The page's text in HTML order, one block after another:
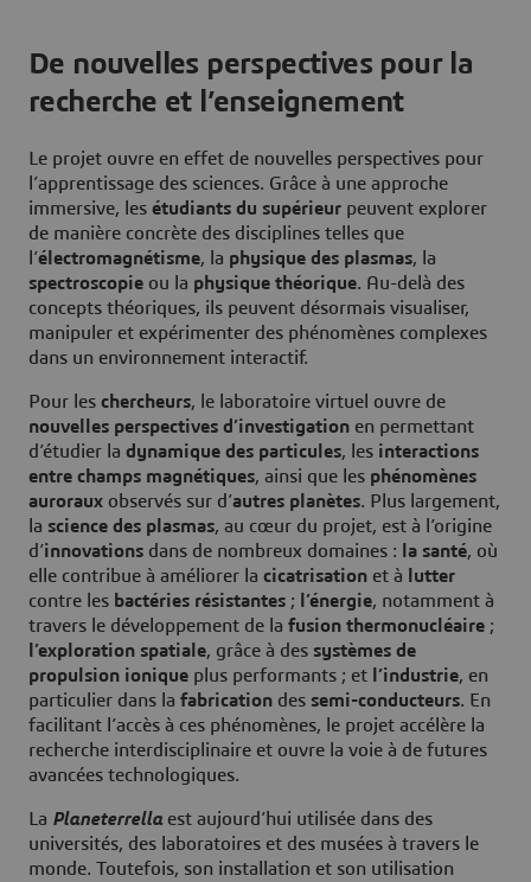
De nouvelles perspectives pour la
recherche et l’enseignement
Le projet ouvre en effet de nouvelles perspectives pour
l’apprentissage des sciences. Grâce à une approche
immersive, les étudiants du supérieur peuvent explorer
de manière concrète des disciplines telles que
l’électromagnétisme, la physique des plasmas, la
spectroscopie ou la physique théorique. Au-delà des
concepts théoriques, ils peuvent désormais visualiser,
manipuler et expérimenter des phénomènes complexes
dans un environnement interactif.
Pour les chercheurs, le laboratoire virtuel ouvre de
nouvelles perspectives d’investigation en permettant
d’étudier la dynamique des particules, les interactions
entre champs magnétiques, ainsi que les phénomènes
auroraux observés sur d’autres planètes. Plus largement,
la science des plasmas, au cœur du projet, est à l’origine
d’innovations dans de nombreux domaines : la santé, où
elle contribue à améliorer la cicatrisation et à
lutter
contre les bactéries résistantes ; l’énergie, notamment à
travers le développement de la fusion thermonucléaire ;
l’exploration spatiale, grâce à des systèmes de
propulsion ionique plus performants ; et l’industrie, en
particulier dans la fabrication des semi-conducteurs. En
facilitant l’accès à ces phénomènes, le projet accélère la
recherche interdisciplinaire et ouvre la voie à de futures
avancées technologiques.
La Planeterrellaest aujourd’hui utilisée dans des
universités, des laboratoires et des musées à travers le
monde. Toutefois, son installation et son utilisation